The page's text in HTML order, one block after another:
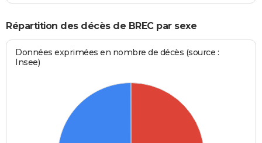
Répartition des décès de BREC par sexe
Données exprimées en nombre de décès (source :
Insee)